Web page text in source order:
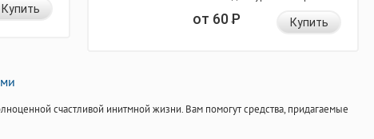
Купить
от 60Р Купить
счастливой инитмной жизни. Вам помогут средства, придагаемые